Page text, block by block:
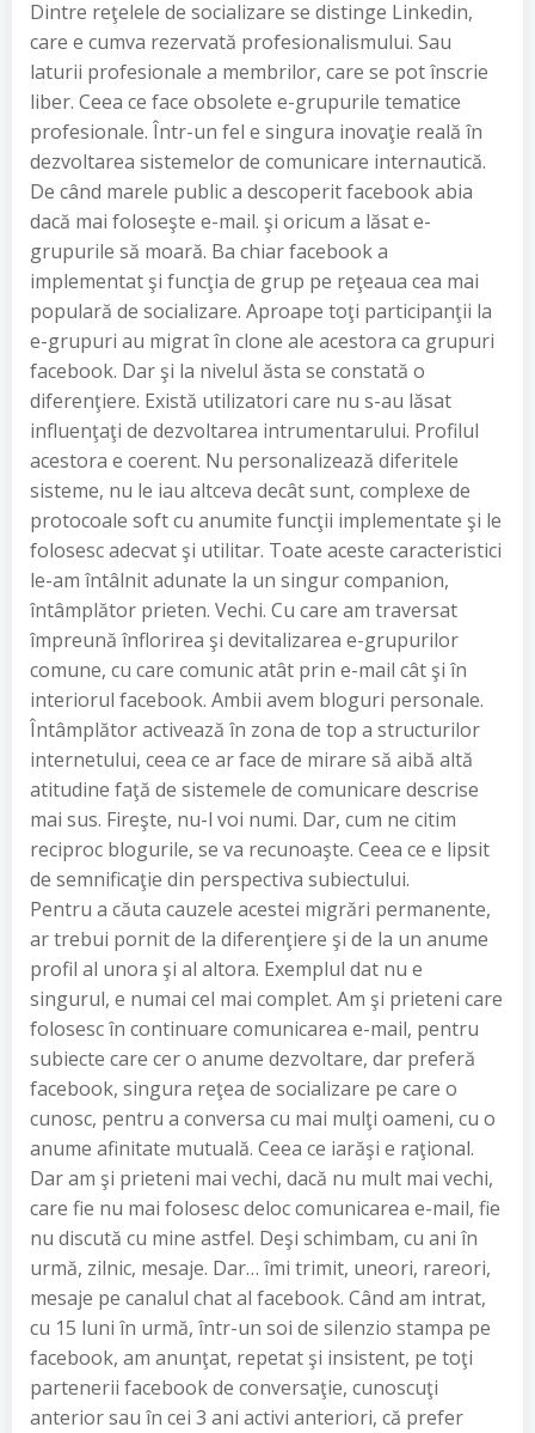
Dintre reţelele de socializare se distinge Linkedin,
care e cumva rezervată profesionalismului. Sau
laturii profesionale a membrilor, care se pot înscrie
liber. Ceea ce face obsolete e-grupurile tematice
profesionale. Într-un fel e singura inovaţie reală în
dezvoltarea sistemelor de comunicare internautică.
De când marele public a descoperit facebook abia
dacă mai foloseşte e-mail. şi oricum a lăsat e-
grupurile să moară. Ba chiar facebook a
implementat şi funcţia de grup pe reţeaua cea mai
populară de socializare. Aproape toţi participanţii la
e-grupuri au migrat în clone ale acestora ca grupuri
facebook. Dar şi la nivelul ăsta se constată o
diferenţiere. Există utilizatori care nu s-au lăsat
influenţaţi de dezvoltarea intrumentarului. Profilul
acestora e coerent. Nu personalizează diferitele
sisteme, nu le iau altceva decât sunt, complexe de
protocoale soft cu anumite funcţii implementate şi le
folosesc adecvat şi utilitar. Toate aceste caracteristici
le-am întâlnit adunate la un singur companion,
întâmplător prieten. Vechi. Cu care am traversat
împreună înflorirea şi devitalizarea e-grupurilor
comune, cu care comunic atât prin e-mail cât şi în
interiorul facebook. Ambii avem bloguri personale.
Întâmplător activează în zona de top a structurilor
internetului, ceea ce ar face de mirare să aibă altă
atitudine faţă de sistemele de comunicare descrise
mai sus. Fireşte, nu-l voi numi. Dar, cum ne citim
reciproc blogurile, se va recunoaşte. Ceea ce e lipsit
de semnificaţie din perspectiva subiectului.
Pentru a căuta cauzele acestei migrări permanente,
ar trebui pornit de la diferenţiere şi de la un anume
profil al unora şi al altora. Exemplul dat nu e
singurul, e numai cel mai complet. Am şi prieteni care
folosesc în continuare comunicarea e-mail, pentru
subiecte care cer o anume dezvoltare, dar preferă
facebook, singura reţea de socializare pe care o
cunosc, pentru a conversa cu mai mulţi oameni, cu o
anume afinitate mutuală. Ceea ce iarăşi e raţional.
Dar am şi prieteni mai vechi, dacă nu mult mai vechi,
care fie nu mai folosesc deloc comunicarea e-mail, fie
nu discută cu mine astfel. Deşi schimbam, cu ani în
urmă, zilnic, mesaje. Dar… îmi trimit, uneori, rareori,
mesaje pe canalul chat al facebook. Când am intrat,
cu 15 luni în urmă, într-un soi de silenzio stampa pe
facebook, am anunţat, repetat şi insistent, pe toţi
partenerii facebook de conversaţie, cunoscuţi
anterior sau în cei 3 ani activi anteriori, că prefer